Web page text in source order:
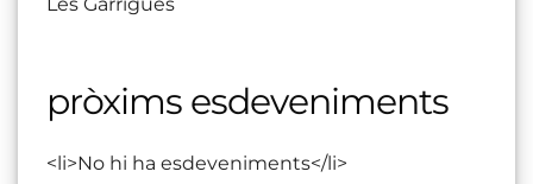
pròxims esdeveniments
<li>No hi ha esdeveniments</li>